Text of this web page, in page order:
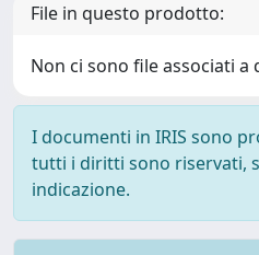
File in questo prodotto:
Non ci sono file associati
I documenti in IRIS sono
tutti i diritti sono riservati,
indicazione.